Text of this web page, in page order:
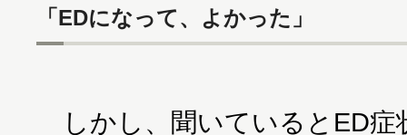
「EDになって、よかった」
しかし、聞いているとED症